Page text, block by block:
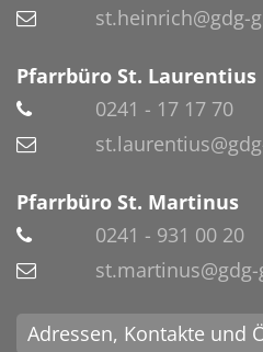
st.heinrich@gdg-
Pfarrbüro St. Laurentius
0241 - 17 17 70
Pfarrbüro St. Martinus
0241 - 931 00 20
Adressen, Kontakte und